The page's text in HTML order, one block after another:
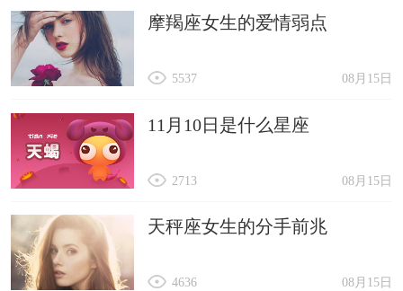
摩羯座女生的爱情弱点
08月15日
5537
11月10日是什么星座
08月15日
2713
天秤座女生的分手前兆
08月15日
4636